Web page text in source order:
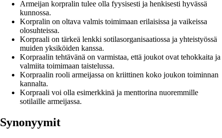
Armeijan korpralin tulee olla fyysisesti ja henkisesti hyvässä
kunnossa.
Korpralin on oltava valmis toimimaan erilaisissa ja vaikeissa
olosuhteissa.
Korpraali on tärkeä lenkki sotilasorganisaatiossa ja yhteistyössä
muiden yksiköiden kanssa.
Korpraalin tehtävänä on varmistaa, että joukot ovat tehokkaita ja
valmiita toimimaan taistelussa.
Korpraalin rooli armeijassa on kriittinen koko joukon toiminnan
kannalta.
Korpraali voi olla esimerkkinä ja menttorina nuoremmille
sotilaille armeijassa.
Synonyymit